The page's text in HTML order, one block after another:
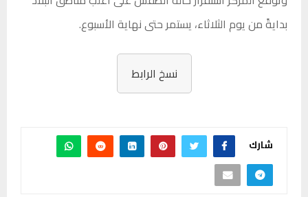
بدايةً من يوم الثلاثاء، يستمر حتى نهاية الأسبوع.
نسخ الرابط
شارك